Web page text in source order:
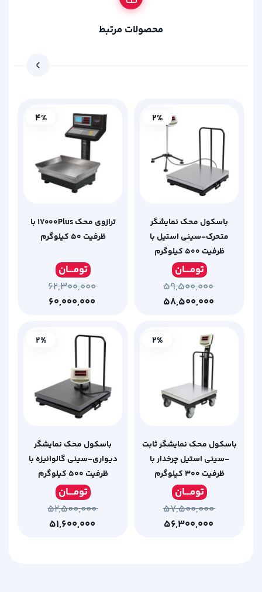
محصولات مرتبط
باسکول محک نمایشگر
متحرک-سینی استیل با
ظرفیت 500 کیلوگرم
تومـــان
۵۹,۵۰۰,۰۰۰
2%
ترازوی محک 17000Plus با
ظرفیت 50 کیلوگرم
تومـــان
۶۲,۳۰۰,۰۰۰
4%
باسکول محک نمایشگر ثابت
-سینی استیل چرخدار با
ظرفیت 300 کیلوگرم
تومـــان
۵۷,۵۰۰,۰۰۰
2%
باسکول محک نمایشگر
دیواری-سینی گالوانیزه با
ظرفیت 500 کیلوگرم
تومـــان
۵۲,۵۰۰,۰۰۰
2%